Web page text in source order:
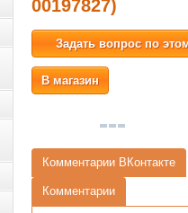
00197827)
Задать вопрос по
В магазин
Комментарии ВКонтакте
Комментарии